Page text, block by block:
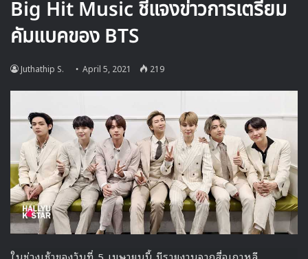
“ประโยคแรกที่ฉันได้อ่านในบทของซีซันนี้คือ ‘เด็กผู้หญิง
คนหนึ่งนอนตายอยู่บนพื้น’ ค่ะ ตอนแรกก็ไม่คิดนะคะว่า
จะเป็นตัวเอง แต่พออ่านบทต่อไปก็เจอบทเขียนบรรยายว่า
‘โรนา ตายแล้ว'”